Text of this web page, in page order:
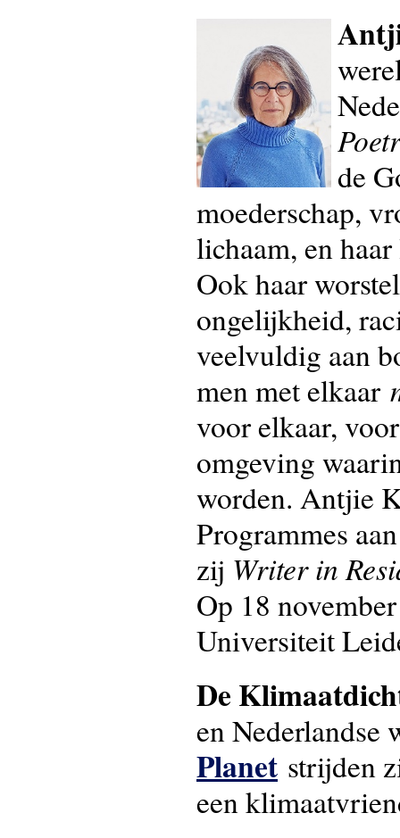
de
moederschap,
lichaam, en
Ook haar
ongelijkheid,
veelvuldig aan
men met elkaar
voor elkaar,
omgeving
worden. Antjie
Programmes
zij Writer in
Op 18
Universiteit
De
en Nederlandse
Planet strijden
een